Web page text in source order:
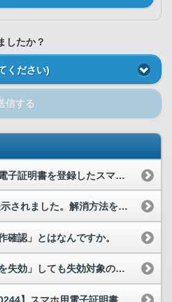
したか？
ください)
信する
機種変更をして、スマホ用電子証明書を登録したスマートフォンを失効手続前に処分してしまいました。...
EA0044-0036のエラーが表示されました。解消方法を教えてください。
確認」とはなんですか。
「別のスマホの電子証明書を失効」しても失効対象のスマホ用電子証明書の削除されていません。どのよ...